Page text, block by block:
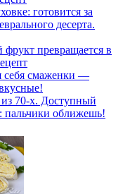
готовится за
десерта.
превращается в
себя смаженки —
70-х. Доступный
пальчики оближешь!